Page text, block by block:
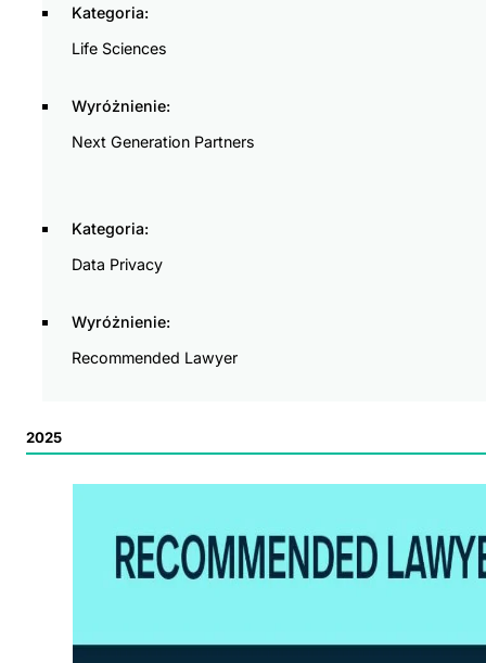
Kategoria:
Life Sciences
Wyróżnienie:
Next Generation Partners
Kategoria:
Data Privacy
Wyróżnienie:
Recommended Lawyer
2025